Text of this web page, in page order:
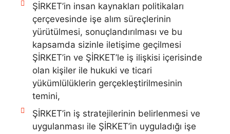
ŞİRKET’in insan kaynakları politikaları
çerçevesinde işe alım süreçlerinin
yürütülmesi, sonuçlandırılması ve bu
kapsamda sizinle iletişime geçilmesi
ŞİRKET’in ve ŞİRKET’le iş ilişkisi içerisinde
olan kişiler ile hukuki ve ticari
yükümlülüklerin gerçekleştirilmesinin
temini,
ŞİRKET’in iş stratejilerinin belirlenmesi ve
uygulanması ile ŞİRKET’in uyguladığı işe